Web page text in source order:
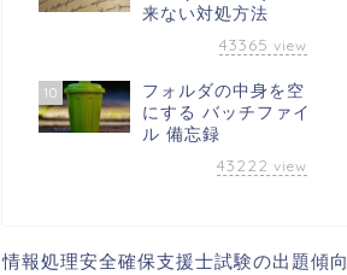
来ない対処方法
43365 view
10
フォルダの中身を空
にする バッチファイ
ル 備忘録
43222 view
情報処理安全確保支援士試験の出題傾向